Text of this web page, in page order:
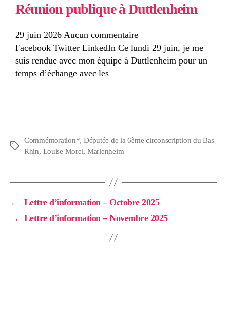
Réunion publique à Duttlenheim
29 juin 2026 Aucun commentaire
Facebook Twitter LinkedIn Ce lundi 29 juin, je me
suis rendue avec mon équipe à Duttlenheim pour un
temps d’échange avec les
Commémoration*, Députée de la 6ème circonscription du Bas-
Rhin, Louise Morel, Marlenheim
←
Lettre d’information – Octobre 2025
→
Lettre d’information – Novembre 2025